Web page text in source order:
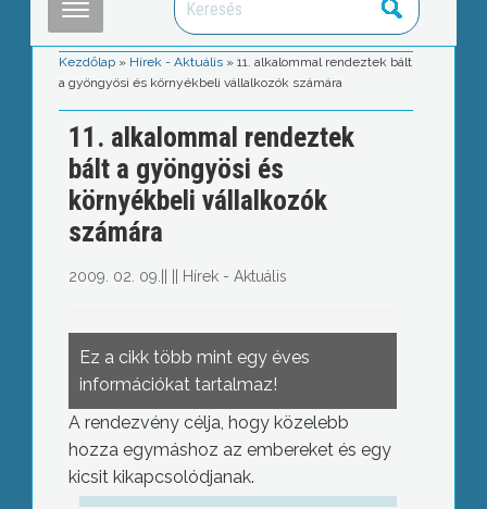
Kezdőlap » Hírek - Aktuális »11. alkalommal rendeztek bált
a gyöngyösi és környékbeli vállalkozók számára
11. alkalommal rendeztek
bált a gyöngyösi és
környékbeli vállalkozók
számára
2009. 02. 09. Hírek - Aktuális
Ez a cikk több mint egy éves
információkat tartalmaz!
A rendezvény célja, hogy közelebb
hozza egymáshoz az embereket és egy
kicsit kikapcsolódjanak.